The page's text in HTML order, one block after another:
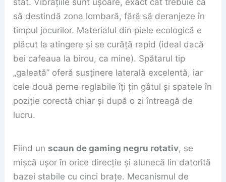
să destindă zona lombară, fără să deranjeze în
timpul jocurilor. Materialul din piele ecologică e
plăcut la atingere și se curăță rapid (ideal dacă
bei cafeaua la birou, ca mine). Spătarul tip
„galeată” oferă susținere laterală excelentă, iar
cele două perne reglabile îți țin gâtul și spatele în
poziție corectă chiar și după o zi întreagă de
lucru.
Fiind unscaun de gaming negru rotativ, se
mișcă ușor în orice direcție și alunecă lin datorită
bazei stabile cu cinci brațe. Mecanismul de